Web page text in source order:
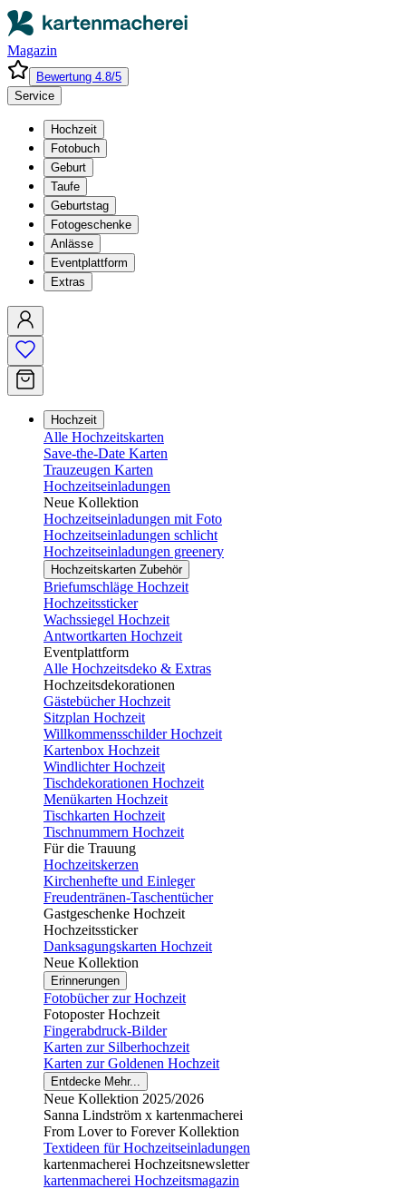
Magazin
Bewertung 4.8/5
Service
Hochzeit
Fotobuch
Geburt
Taufe
Geburtstag
Fotogeschenke
Anlässe
Eventplattform
Extras
Hochzeit
Alle Hochzeitskarten
Save-the-Date Karten
Trauzeugen Karten
Hochzeitseinladungen
Neue Kollektion
Hochzeitseinladungen mit Foto
Hochzeitseinladungen schlicht
Hochzeitseinladungen greenery
Hochzeitskarten Zubehör
Briefumschläge Hochzeit
Hochzeitssticker
Wachssiegel Hochzeit
Antwortkarten Hochzeit
Eventplattform
Alle Hochzeitsdeko & Extras
Hochzeitsdekorationen
Gästebücher Hochzeit
Sitzplan Hochzeit
Willkommensschilder Hochzeit
Kartenbox Hochzeit
Windlichter Hochzeit
Tischdekorationen Hochzeit
Menükarten Hochzeit
Tischkarten Hochzeit
Tischnummern Hochzeit
Für die Trauung
Hochzeitskerzen
Kirchenhefte und Einleger
Freudentränen-Taschentücher
Gastgeschenke Hochzeit
Hochzeitssticker
Danksagungskarten Hochzeit
Neue Kollektion
Erinnerungen
Fotobücher zur Hochzeit
Fotoposter Hochzeit
Fingerabdruck-Bilder
Karten zur Silberhochzeit
Karten zur Goldenen Hochzeit
Entdecke Mehr...
Neue Kollektion 2025/2026
Sanna Lindström x kartenmacherei
From Lover to Forever Kollektion
Textideen für Hochzeitseinladungen
kartenmacherei Hochzeitsnewsletter
kartenmacherei Hochzeitsmagazin